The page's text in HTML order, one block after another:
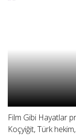
Film Gibi Hayatlar
Koçyiğit, Türk